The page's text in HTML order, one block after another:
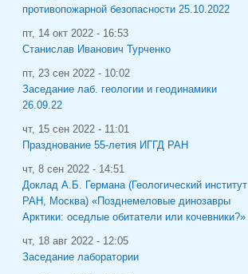
противопожарной безопасности 25.10.2022
пт, 14 окт 2022 - 16:53
Станислав Иванович Турченко
пт, 23 сен 2022 - 10:02
Заседание лаб. геологии и геодинамики
26.09.22
чт, 15 сен 2022 - 11:01
Празднование 55-летия ИГГД РАН
чт, 8 сен 2022 - 14:51
Доклад А.Б. Германа (Геологический институт
РАН, Москва) «Позднемеловые динозавры
Арктики: оседлые обитатели или кочевники?»
чт, 18 авг 2022 - 12:05
Заседание лаборатории